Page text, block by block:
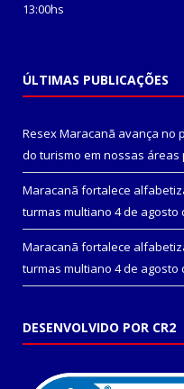
13:00hs
ÚLTIMAS PUBLICAÇÕES
Resex Maracanã avança no
do turismo em nossas áreas
Maracanã fortalece
turmas multiano 4 de agosto
Maracanã fortalece
turmas multiano 4 de agosto
DESENVOLVIDO POR CR2